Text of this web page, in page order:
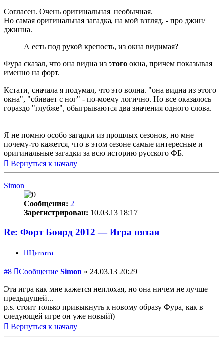
Согласен. Очень оригинальная, необычная.
Но самая оригинальная загадка, на мой взгляд, - про джин/
джинна.
А есть под рукой крепость, из окна видимая?
Фура сказал, что она видна из этого окна, причем показывая
именно на форт.
Кстати, сначала я подумал, что это волна. "она видна из этого
окна", "сбивает с ног" - по-моему логично. Но все оказалось
гораздо "глубже", обыгрываются два значения одного слова.
Я не помню особо загадки из прошлых сезонов, но мне
почему-то кажется, что в этом сезоне самые интересные и
оригинальные загадки за всю историю русского ФБ.
Вернуться к началу
Simon
Сообщения: 2
Зарегистрирован: 10.03.13 18:17
Re: Форт Боярд 2012 — Игра пятая
Цитата
#8 Сообщение Simon » 24.03.13 20:29
Эта игра как мне кажется неплохая, но она ничем не лучше
предыдущей...
p.s. стоит только привыкнуть к новому образу Фура, как в
следующей игре он уже новый))
Вернуться к началу